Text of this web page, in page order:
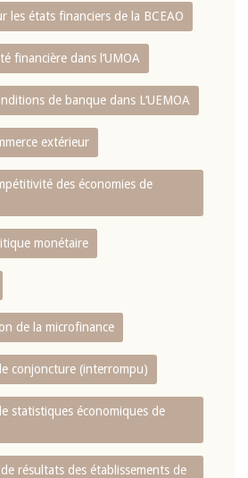
les états financiers de la BCEAO
financière dans l‘UMOA
de banque dans L‘UEMOA
extérieur
des économies de
monétaire
de la microfinance
conjoncture (interrompu)
statistiques économiques de
résultats des établissements de